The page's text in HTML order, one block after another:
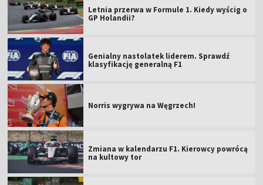
Letnia przerwa w Formule 1. Kiedy wyścig o
GP Holandii?
Genialny nastolatek liderem. Sprawdź
klasyfikację generalną F1
Norris wygrywa na Węgrzech!
Zmiana w kalendarzu F1. Kierowcy powrócą
na kultowy tor